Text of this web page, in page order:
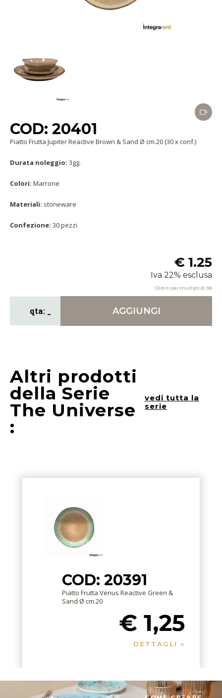
COD: 20401
Piatto Frutta Jupiter Reactive Brown & Sand Ø cm.20 (30 x conf.)
Durata noleggio: 3gg.
Colori: Marrone
Materiali: stoneware
Confezione: 30 pezzi
€ 1.25
Iva 22% esclusa
Ordini per multipli di 30
AGGIUNGI
Altri prodotti
della Serie
The Universe
:
vedi tutta la
serie
COD: 20391
Piatto Frutta Venus Reactive Green &
Sand Ø cm.20
€ 1,25
DETTAGLI »